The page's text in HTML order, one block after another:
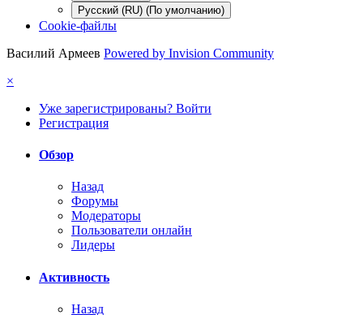
Русский (RU) (По умолчанию)
Cookie-файлы
Василий Армеев Powered by Invision Community
×
Уже зарегистрированы? Войти
Регистрация
Обзор
Назад
Форумы
Модераторы
Пользователи онлайн
Лидеры
Активность
Назад